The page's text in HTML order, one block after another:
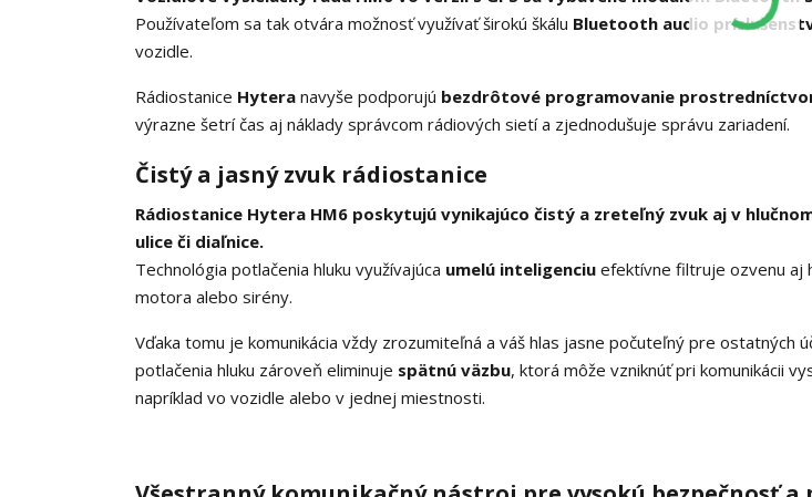
Používateľom sa tak otvára možnosť využívať širokú škálu Bluetooth audio
vozidle.
Rádiostanice Hytera navyše podporujú bezdrôtové programovanie
výrazne šetrí čas aj náklady správcom rádiových sietí a zjednodušuje správu zariadení.
Čistý a jasný zvuk rádiostanice
Rádiostanice Hytera HM6 poskytujú vynikajúco čistý a zreteľný zvuk aj v
ulice či diaľnice.
Technológia potlačenia hluku využívajúca umelú inteligenciu efektívne filtruje ozvenu aj
motora alebo sirény.
Vďaka tomu je komunikácia vždy zrozumiteľná a váš hlas jasne počuteľný pre ostatných
potlačenia hluku zároveň eliminuje spätnú väzbu, ktorá môže vzniknúť pri komunikácii
napríklad vo vozidle alebo v jednej miestnosti.